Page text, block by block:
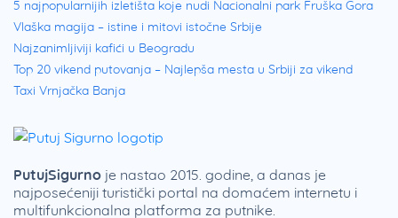
5 najpopularnijih izletišta koje nudi Nacionalni park Fruška Gora
Vlaška magija – istine i mitovi istočne Srbije
Najzanimljiviji kafići u Beogradu
Top 20 vikend putovanja – Najlepša mesta u Srbiji za vikend
Taxi Vrnjačka Banja
PutujSigurno je nastao 2015. godine, a danas je
najposećeniji turistički portal na domaćem internetu i
multifunkcionalna platforma za putnike.